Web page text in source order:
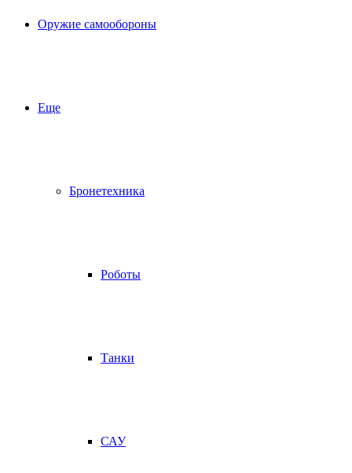
Оружие самообороны
Еще
Бронетехника
Роботы
Танки
САУ